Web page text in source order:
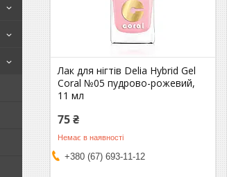
Лак для нігтів Delia Hybrid Gel
Coral №05 пудрово-рожевий,
11 мл
75 ₴
Немає в наявності
+380 (67) 693-11-12